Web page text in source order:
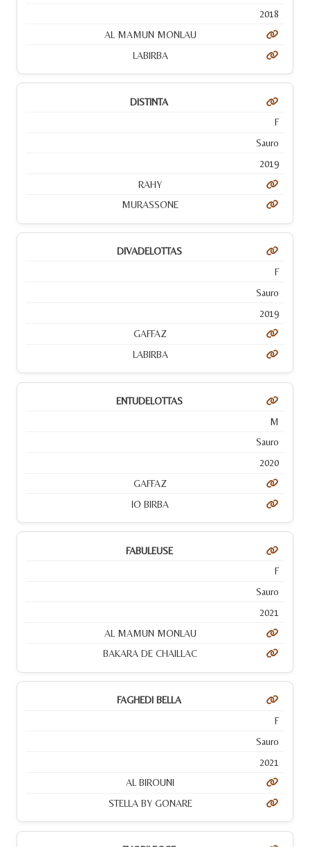
2018
AL MAMUN MONLAU
LABIRBA
DISTINTA
F
Sauro
2019
RAHY
MURASSONE
DIVADELOTTAS
F
Sauro
2019
GAFFAZ
LABIRBA
ENTUDELOTTAS
M
Sauro
2020
GAFFAZ
IO BIRBA
FABULEUSE
F
Sauro
2021
AL MAMUN MONLAU
BAKARA DE CHAILLAC
FAGHEDI BELLA
F
Sauro
2021
AL BIROUNI
STELLA BY GONARE